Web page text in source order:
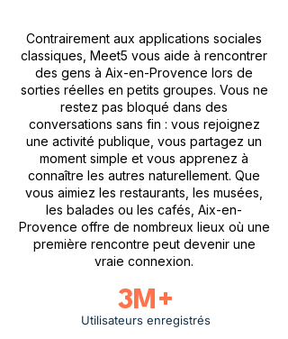
Contrairement aux applications sociales
classiques, Meet5 vous aide à rencontrer
des gens à Aix-en-Provence lors de
sorties réelles en petits groupes. Vous ne
restez pas bloqué dans des
conversations sans fin : vous rejoignez
une activité publique, vous partagez un
moment simple et vous apprenez à
connaître les autres naturellement. Que
vous aimiez les restaurants, les musées,
les balades ou les cafés, Aix-en-
Provence offre de nombreux lieux où une
première rencontre peut devenir une
vraie connexion.
3M+
Utilisateurs enregistrés